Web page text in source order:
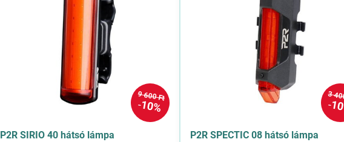
9 600 Ft
10%
P2R SIRIO 40 hátsó lámpa
3
P2R SPECTIC 08 hátsó lámpa